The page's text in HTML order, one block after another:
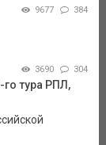
9677 384
3690 304
тура РПЛ,